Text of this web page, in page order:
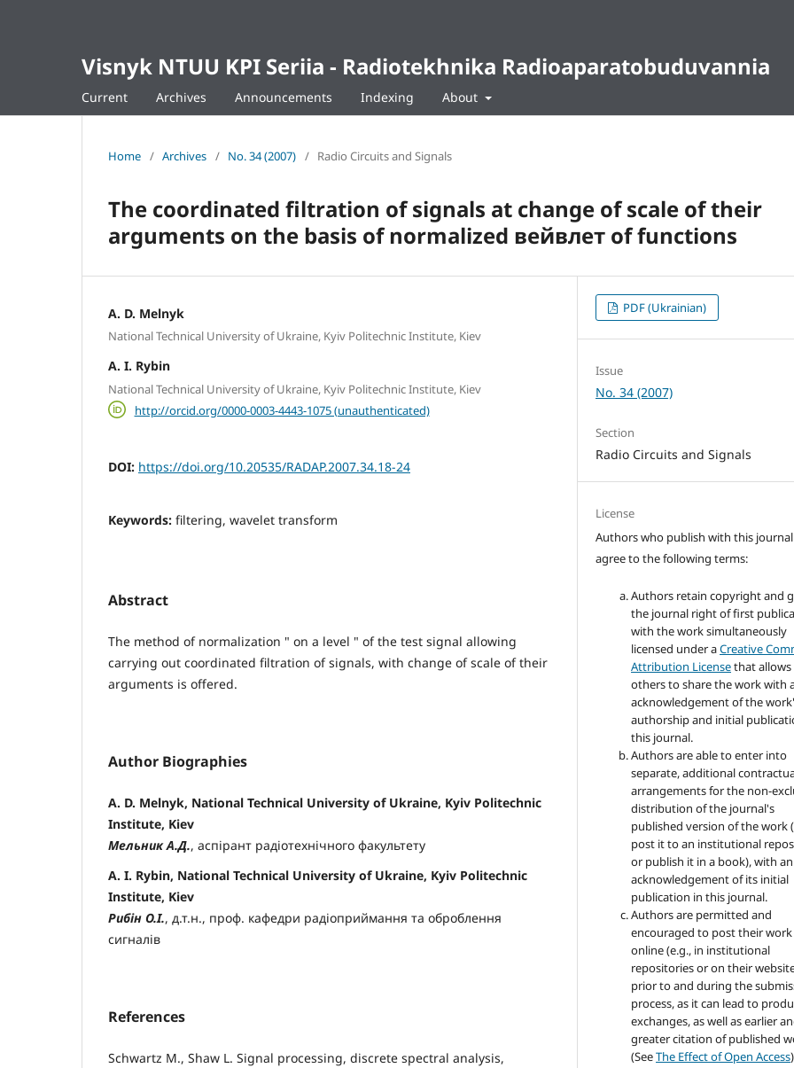
Visnyk NTUU KPI Seriia - Radiotekhnika Radioaparatobuduvannia
Current Archives Announcements Indexing About
Home / Archives / No. 34 (2007) / Radio Circuits and Signals
The coordinated filtration of signals at change of scale of their
arguments on the basis of normalized вейвлет of functions
A. D. Melnyk
National Technical University of Ukraine, Kyiv Politechnic Institute, Kiev
A. I. Rybin
National Technical University of Ukraine, Kyiv Politechnic Institute, Kiev
http://orcid.org/0000-0003-4443-1075 (unauthenticated)
DOI: https://doi.org/10.20535/RADAP.2007.34.18-24
Keywords: filtering, wavelet transform
Abstract
The method of normalization " on a level " of the test signal allowing
carrying out coordinated filtration of signals, with change of scale of their
arguments is offered.
Author Biographies
A. D. Melnyk, National Technical University of Ukraine, Kyiv Politechnic
Institute, Kiev
Мельник А.Д., аспірант радіотехнічного факультету
A. I. Rybin, National Technical University of Ukraine, Kyiv Politechnic
Institute, Kiev
Рибін О.І., д.т.н., проф. кафедри радіоприймання та оброблення
сигналів
References
Schwartz M., Shaw L. Signal processing, discrete spectral analysis,
PDF (Ukrainian)
Issue
No. 34 (2007)
Section
Radio Circuits and Signals
License
Authors who publish with this journal
agree to the following terms:
Authors retain copyright and
the journal right of first
with the work simultaneously
licensed under aCreative
Attribution Licensethat allows
others to share the work with
acknowledgement of the
authorship and initial
this journal.
Authors are able to enter into
separate, additional
arrangements for the non-
distribution of the journal's
published version of the work
post it to an institutional
or publish it in a book), with an
acknowledgement of its initial
publication in this journal.
Authors are permitted and
encouraged to post their work
online (e.g., in institutional
repositories or on their
prior to and during the
process, as it can lead to
exchanges, as well as earlier
greater citation of published
(SeeThe Effect of Open Access